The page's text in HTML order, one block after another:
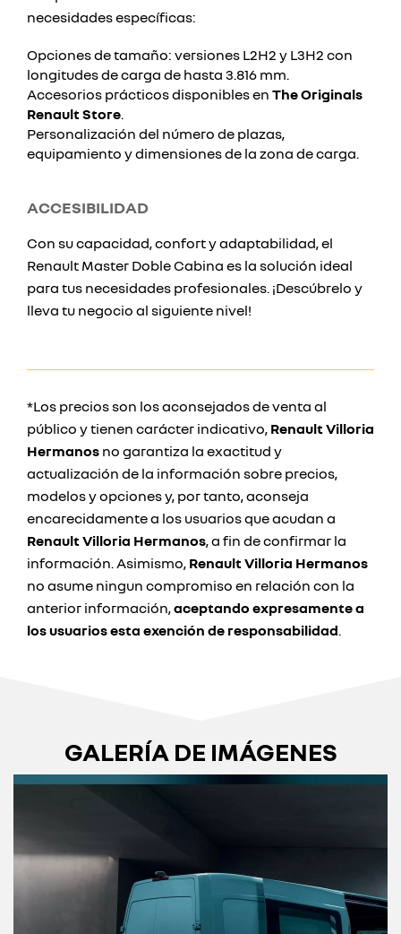
necesidades específicas:
Opciones de tamaño: versiones L2H2 y L3H2 con
longitudes de carga de hasta 3.816 mm.
Accesorios prácticos disponibles en The Originals
Renault Store.
Personalización del número de plazas,
equipamiento y dimensiones de la zona de carga.
ACCESIBILIDAD
Con su capacidad, confort y adaptabilidad, el
Renault Master Doble Cabina es la solución ideal
para tus necesidades profesionales. ¡Descúbrelo y
lleva tu negocio al siguiente nivel!
*Los precios son los aconsejados de venta al
público y tienen carácter indicativo, Renault Villoria
Hermanos no garantiza la exactitud y
actualización de la información sobre precios,
modelos y opciones y, por tanto, aconseja
encarecidamente a los usuarios que acudan a
Renault Villoria Hermanos, a fin de confirmar la
información. Asimismo, Renault Villoria Hermanos
no asume ningun compromiso en relación con la
anterior información,aceptando expresamente a
los usuarios esta exención de responsabilidad.
GALERÍA DE IMÁGENES